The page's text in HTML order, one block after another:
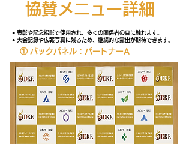
協賛メニュー詳細
● 表彰や記念撮影で使⽤され、多くの関係者の⽬に触れます。
● ⼤会記録や広報写真に残るため、継続的な露出が期待できます。
① バックパネル：パートナーA